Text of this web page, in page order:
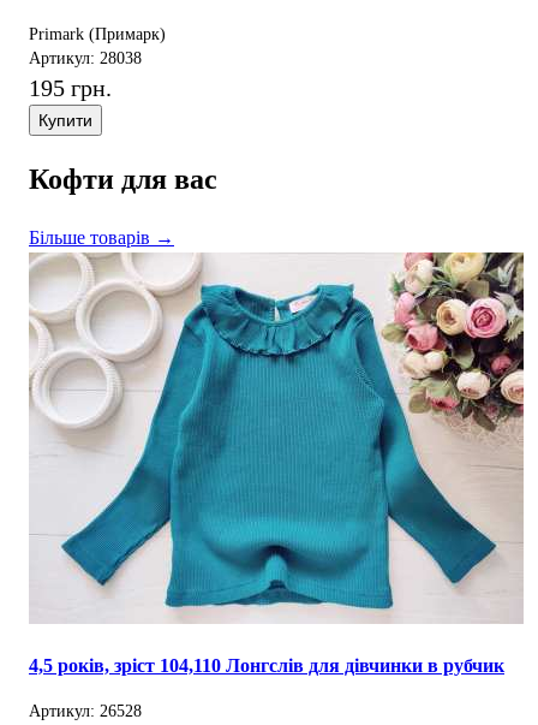
Primark (Примарк)
Артикул: 28038
195 грн.
Купити
Кофти для вас
Більше товарів →
4,5 років, зріст 104,110 Лонгслів для дівчинки в рубчик
Артикул: 26528